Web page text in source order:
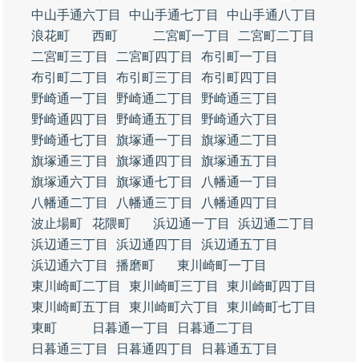
中山手通六丁目
中山手通七丁目
中山手通八丁目
浪花町
西町 二宮町一丁目
二宮町二丁目
二宮町三丁目
二宮町四丁目
布引町一丁目
布引町二丁目
布引町三丁目
布引町四丁目
野崎通一丁目
野崎通二丁目
野崎通三丁目
野崎通四丁目
野崎通五丁目
野崎通六丁目
野崎通七丁目
旗塚通一丁目
旗塚通二丁目
旗塚通三丁目
旗塚通四丁目
旗塚通五丁目
旗塚通六丁目
旗塚通七丁目
八幡通一丁目
八幡通二丁目
八幡通三丁目
八幡通四丁目
波止場町
花隈町 浜辺通一丁目
浜辺通二丁目
浜辺通三丁目
浜辺通四丁目
浜辺通五丁目
浜辺通六丁目
播磨町
東川崎町一丁目
東川崎町二丁目
東川崎町三丁目
東川崎町四丁目
東川崎町五丁目
東川崎町六丁目
東川崎町七丁目
東町
日暮通一丁目
日暮通二丁目
日暮通三丁目
日暮通四丁目
日暮通五丁目